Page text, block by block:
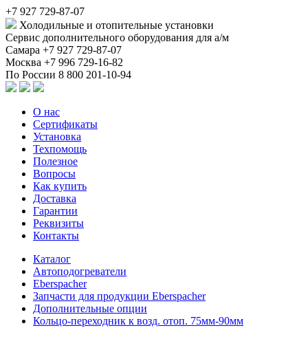
+7 927 729-87-07
Холодильные и отопительные установки
Сервис дополнительного оборудования для а/м
Самара +7 927 729-87-07
Москва +7 996 729-16-82
По России 8 800 201-10-94
О нас
Сертификаты
Установка
Техпомощь
Полезное
Вопросы
Как купить
Доставка
Гарантии
Реквизиты
Контакты
Каталог
Автоподогреватели
Eberspacher
Запчасти для продукции Eberspacher
Дополнительные опции
Кольцо-переходник к возд. отоп. 75мм-90мм